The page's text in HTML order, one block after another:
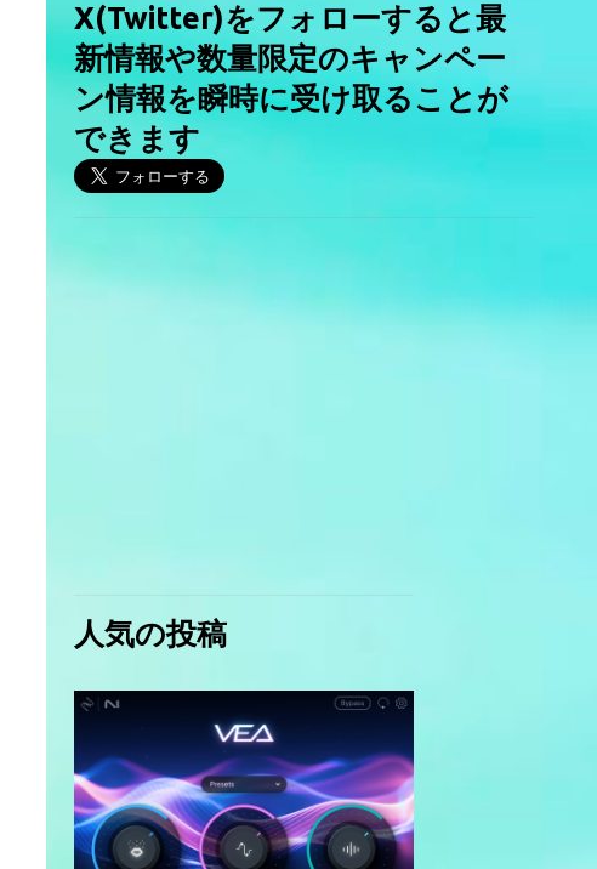
X(Twitter)をフォローすると最
新情報や数量限定のキャンペー
ン情報を瞬時に受け取ることが
できます
人気の投稿